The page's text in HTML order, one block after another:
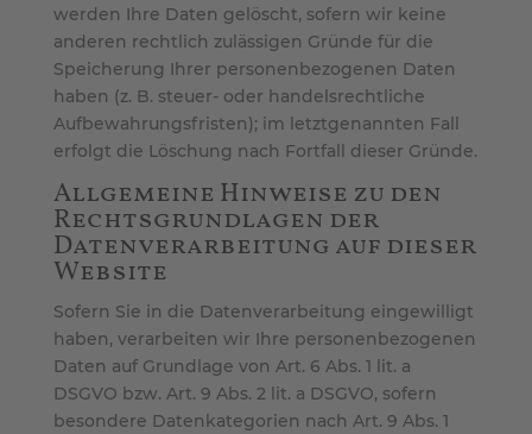
werden Ihre Daten gelöscht, sofern wir keine
anderen rechtlich zulässigen Gründe für die
Speicherung Ihrer personenbezogenen Daten
haben (z. B. steuer- oder handelsrechtliche
Aufbewahrungsfristen); im letztgenannten Fall
erfolgt die Löschung nach Fortfall dieser Gründe.
Allgemeine Hinweise zu den
Rechtsgrundlagen der
Datenverarbeitung auf dieser
Website
Sofern Sie in die Datenverarbeitung eingewilligt
haben, verarbeiten wir Ihre personenbezogenen
Daten auf Grundlage von Art. 6 Abs. 1 lit. a
DSGVO bzw. Art. 9 Abs. 2 lit. a DSGVO, sofern
besondere Datenkategorien nach Art. 9 Abs. 1